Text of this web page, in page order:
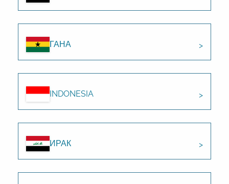
ГАНА
INDONESIA
ИРАК